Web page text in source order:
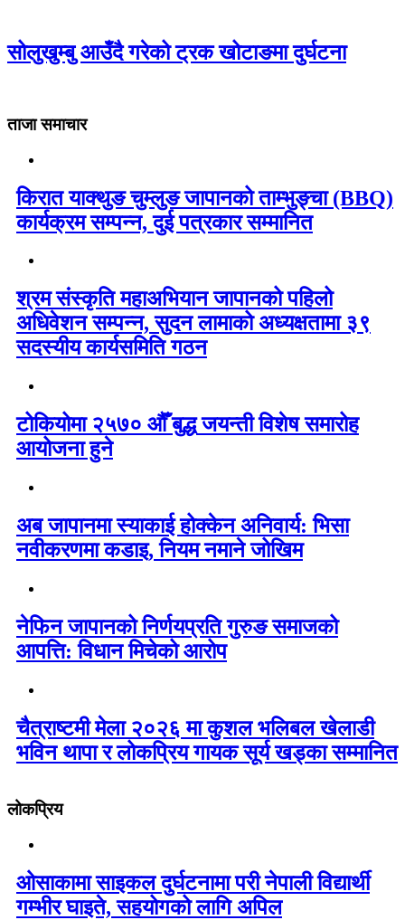
सोलुखुम्बु आउँदै गरेको ट्रक खोटाङमा दुर्घटना
ताजा समाचार
किरात याक्थुङ चुम्लुङ जापानको ताम्भुङ्चा (BBQ)
कार्यक्रम सम्पन्न, दुई पत्रकार सम्मानित
श्रम संस्कृति महाअभियान जापानको पहिलो
अधिवेशन सम्पन्न, सुदन लामाको अध्यक्षतामा ३९
सदस्यीय कार्यसमिति गठन
टोकियोमा २५७० औँ बुद्ध जयन्ती विशेष समारोह
आयोजना हुने
अब जापानमा स्याकाई होक्केन अनिवार्य: भिसा
नवीकरणमा कडाइ, नियम नमाने जोखिम
नेफिन जापानको निर्णयप्रति गुरुङ समाजको
आपत्ति: विधान मिचेको आरोप
चैत्राष्टमी मेला २०२६ मा कुशल भलिबल खेलाडी
भविन थापा र लोकप्रिय गायक सूर्य खड्का सम्मानित
लोकप्रिय
ओसाकामा साइकल दुर्घटनामा परी नेपाली विद्यार्थी
गम्भीर घाइते, सहयोगको लागि अपिल